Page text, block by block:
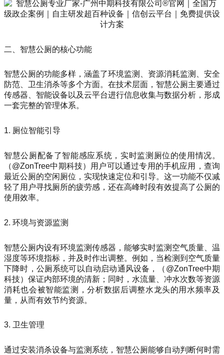
二、智慧公厕的核心功能
智慧公厕的功能多样，涵盖了环境监测、资源消耗监测、安全
防范、卫生消杀等多个方面。在技术层面，智慧公厕主要通过
传感器、智能设备以及云平台进行信息收集与数据分析，形成
一套完整的管理体系。
1. 厕位智能引导
智慧公厕配备了智能感应系统，实时监测厕位的使用情况。
（@ZonTree中期科技）用户可以通过专用的手机应用，查询
最近公厕的空闲厕位，实现快速定位和引导。这一功能不仅减
轻了用户寻找厕所的疲劳感，还在高峰时段有效提高了公厕的
使用效率。
2. 环境与资源监测
智慧公厕内设有环境监测传感器，能够实时监测空气质量、温
湿度等环境指标，并及时作出调整。例如，当检测到空气质量
下降时，公厕系统可以自动启动通风设备，（@ZonTree中期
科技）保证内部环境的清新；同时，水流量、冲水次数等资源
消耗也会被智能监测，分析数据后调整水龙头的用水频率及
量，从而有效节约资源。
3. 卫生管理
通过安装消杀设备与监测系统，智慧公厕能够自动判断何时需